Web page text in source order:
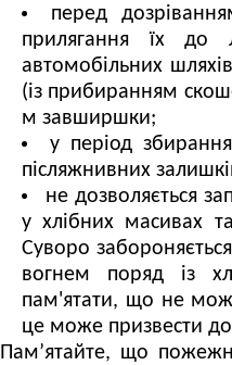
перед
прилягання їх до
автомобільних
(із прибиранням
м завширшки;
у період
післяжнивних
не дозволяється
у хлібних масивах
Суворо
вогнем поряд із
пам'ятати, що не
це може призвести
Пам’ятайте, що